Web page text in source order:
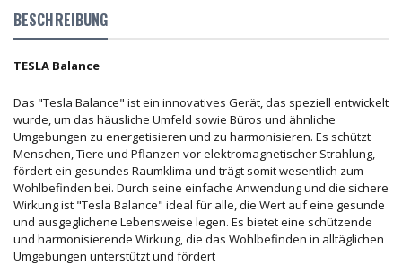
BESCHREIBUNG
TESLA Balance
Das "Tesla Balance" ist ein innovatives Gerät, das speziell entwickelt
wurde, um das häusliche Umfeld sowie Büros und ähnliche
Umgebungen zu energetisieren und zu harmonisieren. Es schützt
Menschen, Tiere und Pflanzen vor elektromagnetischer Strahlung,
fördert ein gesundes Raumklima und trägt somit wesentlich zum
Wohlbefinden bei. Durch seine einfache Anwendung und die sichere
Wirkung ist "Tesla Balance" ideal für alle, die Wert auf eine gesunde
und ausgeglichene Lebensweise legen. Es bietet eine schützende
und harmonisierende Wirkung, die das Wohlbefinden in alltäglichen
Umgebungen unterstützt und fördert